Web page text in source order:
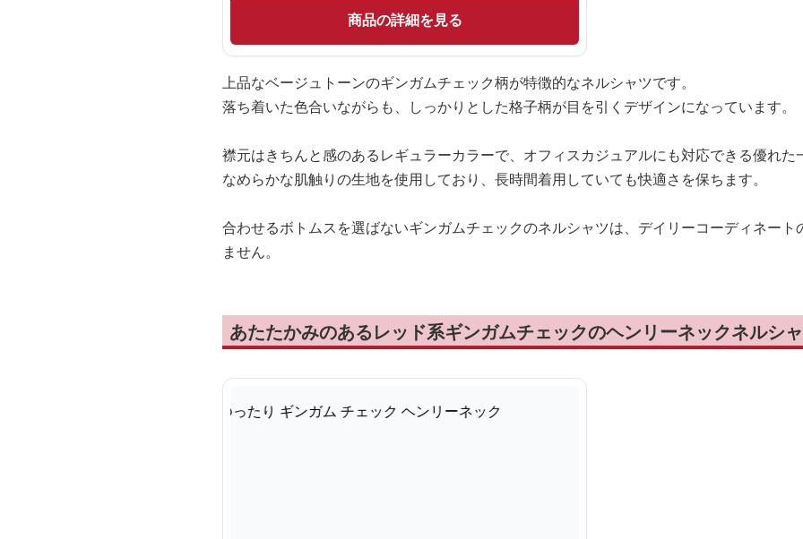
商品の詳細を見る
上品なベージュトーンのギンガムチェック柄が特徴的なネルシャツです。
落ち着いた色合いながらも、しっかりとした格子柄が目を引くデザインになっています。
襟元はきちんと感のあるレギュラーカラーで、オフィスカジュアルにも対応できる優れた
なめらかな肌触りの生地を使用しており、長時間着用していても快適さを保ちます。
合わせるボトムスを選ばないギンガムチェックのネルシャツは、デイリーコーディネート
ません。
あたたかみのあるレッド系ギンガムチェックのヘンリーネックネルシ